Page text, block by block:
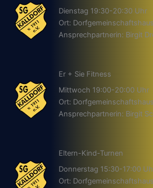
Dienstag 19:30-20:30 Uhr
Ort: Dorfgemeinschaftshaus
Ansprechpartnerin: Birgit
Er + Sie Fitness
Mittwoch 19:00-20:00 Uhr
Ort: Dorfgemeinschaftshaus
Ansprechpartnerin: Birgit
Eltern-Kind-Turnen
Donnerstag 15:30-17:00
Ort: